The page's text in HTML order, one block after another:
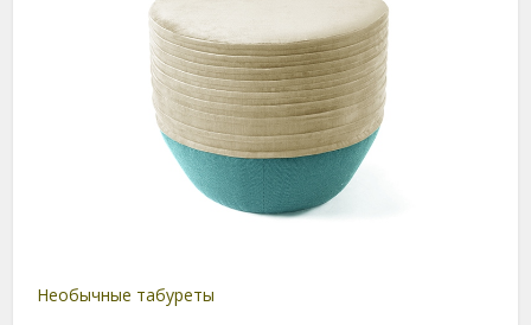
Необычные табуреты